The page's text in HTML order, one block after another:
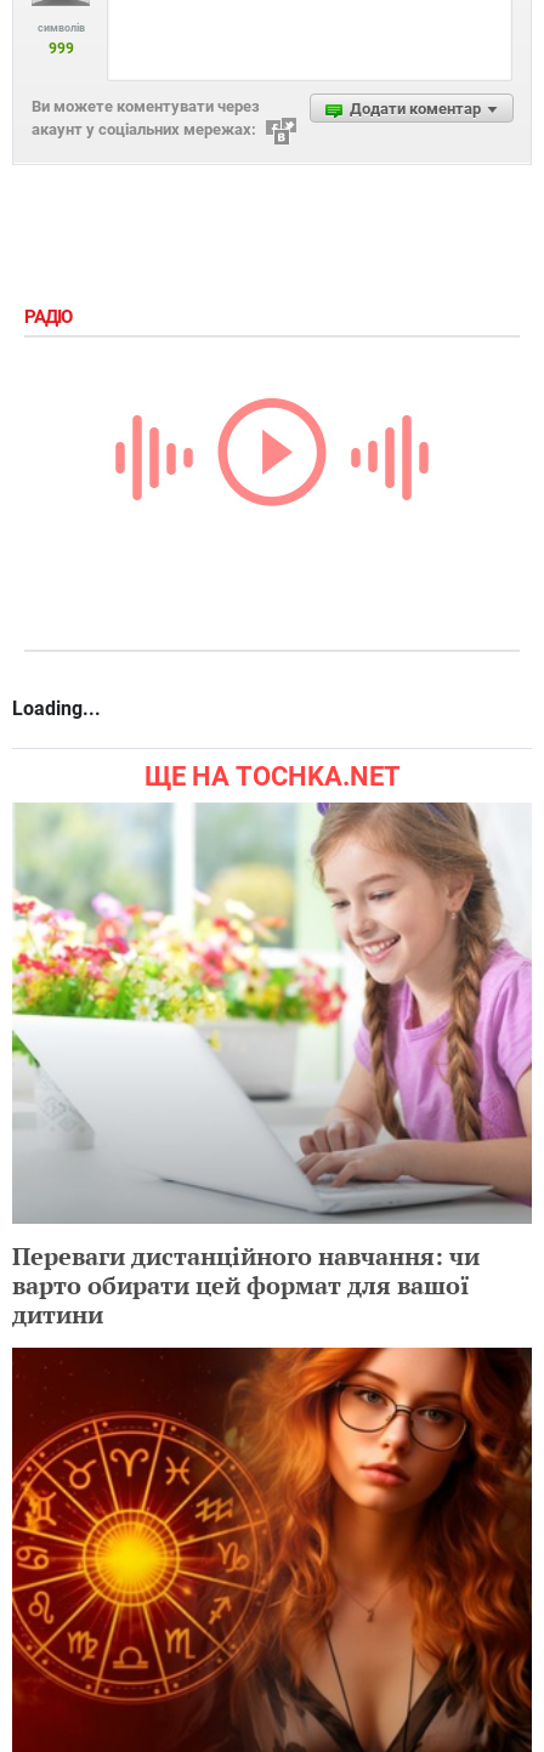
символів
999
Додати коментар
Ви можете коментувати через
акаунт у соціальних мережах:
РАДІО
Loading...
ЩЕ НА TOCHKA.NET
Переваги дистанційного навчання: чи
варто обирати цей формат для вашої
дитини